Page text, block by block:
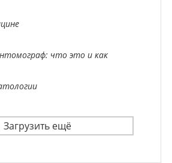
что это и как
Загрузить ещё